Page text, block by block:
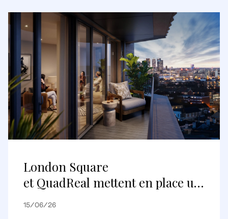
London Square
et QuadReal mettent en place un
premier partenariat de
15/06/26